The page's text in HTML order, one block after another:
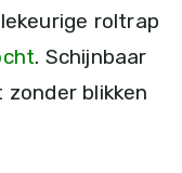
roltrap
. Schijnbaar
blikken